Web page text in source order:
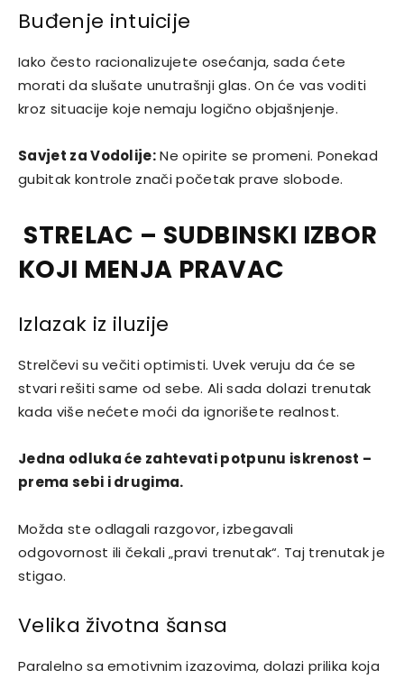
Buđenje intuicije
Iako često racionalizujete osećanja, sada ćete
morati da slušate unutrašnji glas. On će vas voditi
kroz situacije koje nemaju logično objašnjenje.
Savjet za Vodolije:Ne opirite se promeni. Ponekad
gubitak kontrole znači početak prave slobode.
STRELAC – SUDBINSKI IZBOR
KOJI MENJA PRAVAC
Izlazak iz iluzije
Strelčevi su večiti optimisti. Uvek veruju da će se
stvari rešiti same od sebe. Ali sada dolazi trenutak
kada više nećete moći da ignorišete realnost.
Jedna odluka će zahtevati potpunu iskrenost –
prema sebi i drugima.
Možda ste odlagali razgovor, izbegavali
odgovornost ili čekali „pravi trenutak“. Taj trenutak je
stigao.
Velika životna šansa
Paralelno sa emotivnim izazovima, dolazi prilika koja